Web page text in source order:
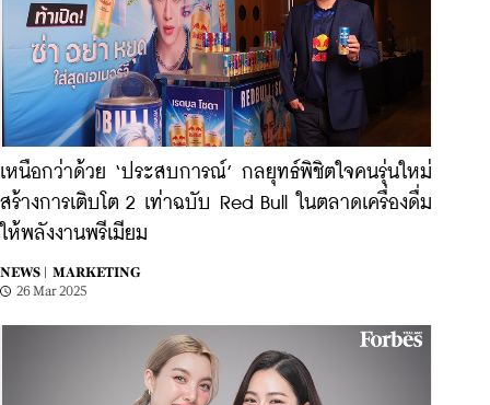
เหนือกว่าด้วย ‘ประสบการณ์’ กลยุทธ์พิชิตใจคนรุ่นใหม่
สร้างการเติบโต 2 เท่าฉบับ Red Bull ในตลาดเครื่องดื่ม
ให้พลังงานพรีเมียม
NEWS |
MARKETING
26 Mar 2025